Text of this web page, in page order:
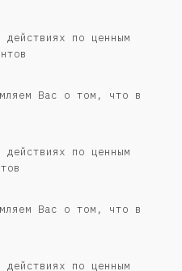
действиях по ценным
Вас о том, что в
действиях по ценным
Вас о том, что в
действиях по ценным